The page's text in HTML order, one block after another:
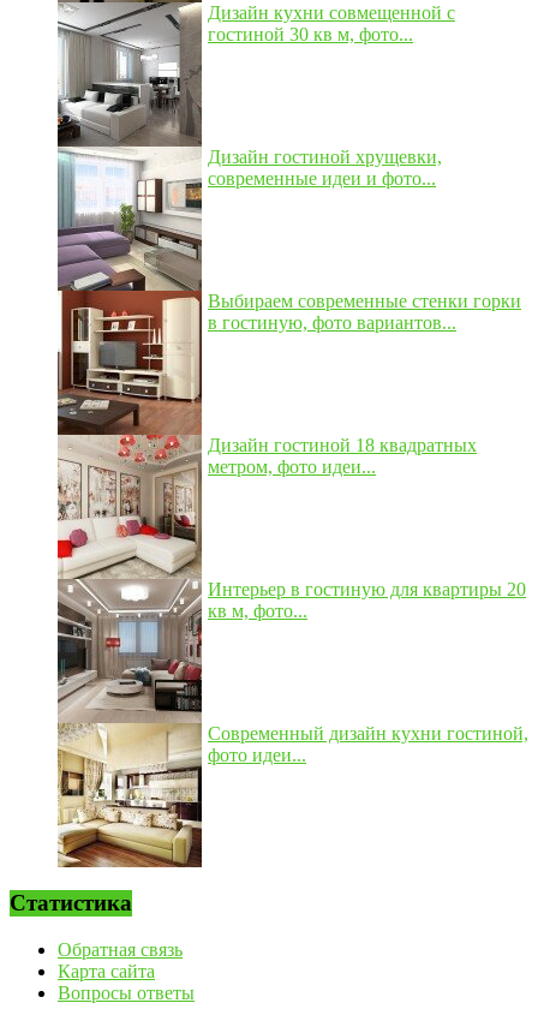
Дизайн кухни совмещенной с
гостиной 30 кв м, фото...
Дизайн гостиной хрущевки,
современные идеи и фото...
Выбираем современные стенки горки
в гостиную, фото вариантов...
Дизайн гостиной 18 квадратных
метром, фото идеи...
Интерьер в гостиную для квартиры 20
кв м, фото...
Современный дизайн кухни гостиной,
фото идеи...
Статистика
Обратная связь
Карта сайта
Вопросы ответы